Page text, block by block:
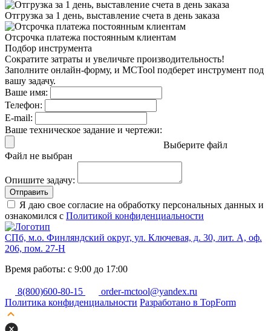
Отгрузка за 1 день, выставление счета в день заказа
Отсрочка платежа постоянным клиентам
Подбор инструмента
Сократите затраты и увеличьте производительность!
Заполните онлайн-форму, и MCTool подберет инструмент под
вашу задачу.
Ваше имя:
Телефон:
E-mail:
Ваше техническое задание и чертежи:
Выберите файл
Файл не выбран
Опишите задачу:
Отправить
Я даю свое согласие на обработку персональных данных и
ознакомился с Политикой конфиденциальности
СПб, м.о. Финляндский округ, ул. Ключевая, д. 30, лит. А, оф.
206, пом. 27-Н
Время работы: с 9:00 до 17:00
8(800)600-80-15
order-mctool@yandex.ru
Политика конфиденциальности Разработано в TopForm